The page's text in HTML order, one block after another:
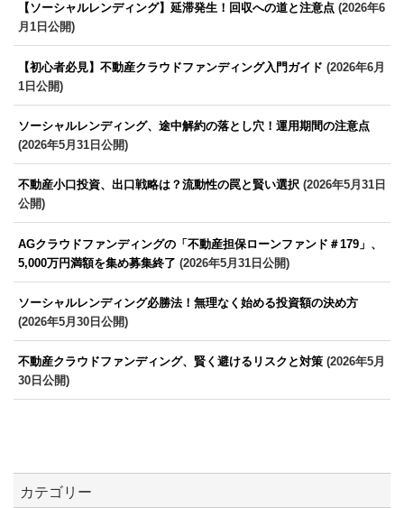
【ソーシャルレンディング】延滞発生！回収への道と注意点 (2026年6
月1日公開)
【初心者必見】不動産クラウドファンディング入門ガイド (2026年6月
1日公開)
ソーシャルレンディング、途中解約の落とし穴！運用期間の注意点
(2026年5月31日公開)
不動産小口投資、出口戦略は？流動性の罠と賢い選択 (2026年5月31日
公開)
AGクラウドファンディングの「不動産担保ローンファンド＃179」、
5,000万円満額を集め募集終了 (2026年5月31日公開)
ソーシャルレンディング必勝法！無理なく始める投資額の決め方
(2026年5月30日公開)
不動産クラウドファンディング、賢く避けるリスクと対策 (2026年5月
30日公開)
カテゴリー